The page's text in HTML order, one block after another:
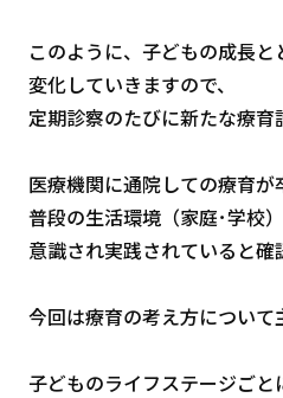
このように、子どもの成長
変化していきますので、
定期診察のたびに新たな療育
医療機関に通院しての療育が
普段の生活環境（家庭･学校
意識され実践されていると確
今回は療育の考え方について
子どものライフステージご